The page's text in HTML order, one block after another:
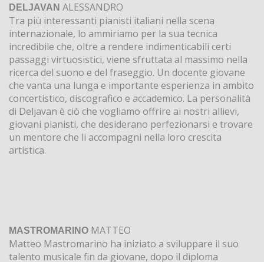
DELJAVAN ALESSANDRO
Tra più interessanti pianisti italiani nella scena
internazionale, lo ammiriamo per la sua tecnica
incredibile che, oltre a rendere indimenticabili certi
passaggi virtuosistici, viene sfruttata al massimo nella
ricerca del suono e del fraseggio. Un docente giovane
che vanta una lunga e importante esperienza in ambito
concertistico, discografico e accademico. La personalità
di Deljavan è ciò che vogliamo offrire ai nostri allievi,
giovani pianisti, che desiderano perfezionarsi e trovare
un mentore che li accompagni nella loro crescita
artistica.
MASTROMARINO MATTEO
Matteo Mastromarino ha iniziato a sviluppare il suo
talento musicale fin da giovane, dopo il diploma